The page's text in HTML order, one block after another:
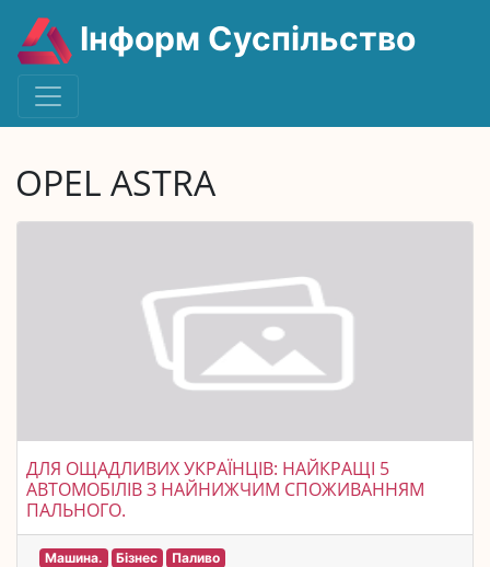
Інформ Суспільство
OPEL ASTRA
ДЛЯ ОЩАДЛИВИХ УКРАЇНЦІВ: НАЙКРАЩІ 5
АВТОМОБІЛІВ З НАЙНИЖЧИМ СПОЖИВАННЯМ
ПАЛЬНОГО.
Машина. Бізнес Паливо